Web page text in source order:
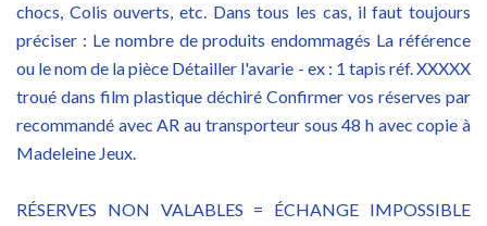
chocs, Colis ouverts, etc. Dans tous les cas, il faut toujours
préciser : Le nombre de produits endommagés La référence
ou le nom de la pièce Détailler l'avarie - ex : 1 tapis réf. XXXXX
troué dans film plastique déchiré Confirmer vos réserves par
recommandé avec AR au transporteur sous 48 h avec copie à
Madeleine Jeux.
RÉSERVES NON VALABLES = ÉCHANGE IMPOSSIBLE